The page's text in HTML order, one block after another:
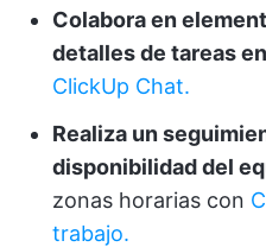
Colabora en
detalles de tareas
ClickUp Chat.
Realiza un
disponibilidad del
zonas horarias con
trabajo.